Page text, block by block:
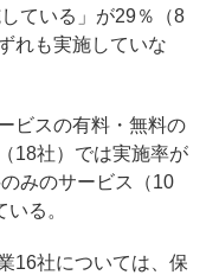
ている」が29％（8
れも実施していな
ビスの有料・無料の
18社）では実施率が
みのサービス（10
る。
16社については、保